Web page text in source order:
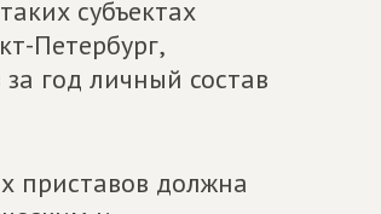
субъектах
Петербург,
год личный состав
приставов должна